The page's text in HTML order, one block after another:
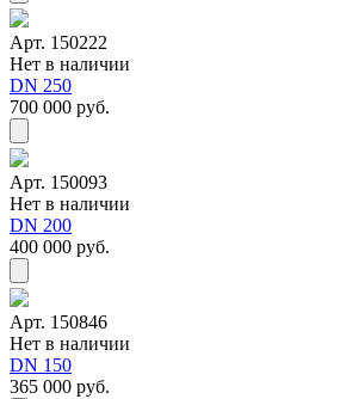
Арт. 150222
Нет в наличии
DN 250
700 000 руб.
Арт. 150093
Нет в наличии
DN 200
400 000 руб.
Арт. 150846
Нет в наличии
DN 150
365 000 руб.